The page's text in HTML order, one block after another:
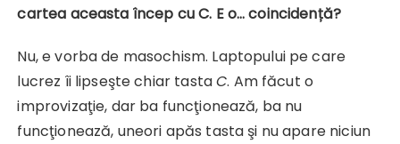
cartea aceasta încep cu C. E o… coincidență?
Nu, e vorba de masochism. Laptopului pe care
lucrez îi lipseşte chiar tastaC. Am făcut o
improvizaţie, dar ba funcţionează, ba nu
funcţionează, uneori apăs tasta şi nu apare niciun